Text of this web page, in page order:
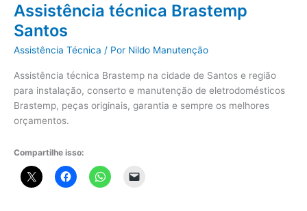
Assistência técnica Brastemp
Santos
Assistência Técnica / Por Nildo Manutenção
Assistência técnica Brastemp na cidade de Santos e região
para instalação, conserto e manutenção de eletrodomésticos
Brastemp, peças originais, garantia e sempre os melhores
orçamentos.
Compartilhe isso: